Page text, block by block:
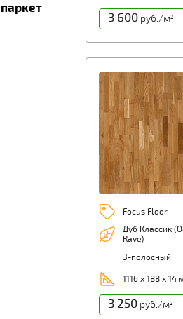
3 600руб./м2
Focus Floor
Дуб Классик
Rave)
3-полосный
1116 х 188 х 14
3 250руб./м2